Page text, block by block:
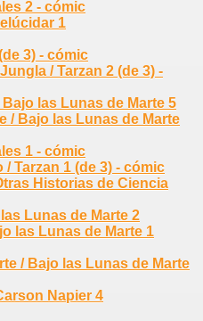
2 - cómic
1
3) - cómic
/ Tarzan 2 (de 3) -
las Lunas de Marte 5
/ Bajo las Lunas de Marte
1 - cómic
Tarzan 1 (de 3) - cómic
Historias de Ciencia
Lunas de Marte 2
las Lunas de Marte 1
/ Bajo las Lunas de Marte
Napier 4